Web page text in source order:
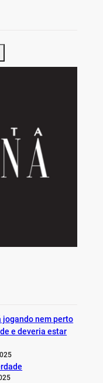
jogando nem perto
e deveria estar